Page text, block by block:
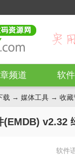
频道 软
载 → 媒体工具 → 收藏
(EMDB) v2.32
软件